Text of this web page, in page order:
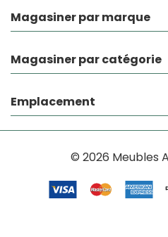
Magasiner par marque
Magasiner par catégorie
Emplacement
© 2026 Meubles